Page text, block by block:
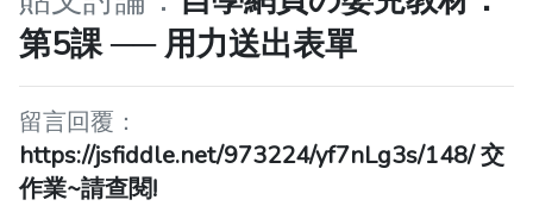
第5課 ── 用力送出表單
留言回覆：
https://jsfiddle.net/973224/yf7nLg3s/148/ 交
作業~請查閱!